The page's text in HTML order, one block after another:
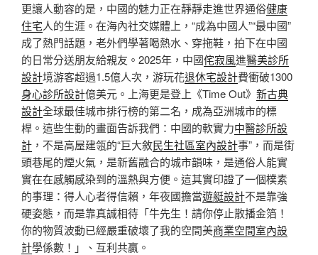
更讓人動容的是，中國的魅力正在靜靜走進世界通俗健康
住宅人的生涯。在海內社交媒體上，“成為中國人”“最中國”
成了熱門話題，老外們學著喝熱水、穿拖鞋，拍下在中國
的日常分送朋友給親友。2025年，中國侘寂風進醫美診所
設計境游客超過1.5億人次，游玩花退休宅設計費衝破1300
身心診所設計億美元。上海更是登上《Time Out》 新古典
設計全球最佳城市排行榜的第二名，成為亞洲城市的標
桿。這些生動的畫面告訴我們：中國的軟實力中醫診所設
計 ，不是高屋建瓴的“巨大敘民生社區室內設計事”，而是街
頭巷尾的煙火氣，是新舊融合的城市韻味，是通俗人能實
實在在感觸感染到的溫熱與方便。這其實印證了一個樸素
的事理：得人心者得信賴，年夜國擔當遊艇設計不是靠強
硬姿態，而是靠真誠相待「牛先生！請你停止散播金箔！
你的物質波動已經嚴重破壞了我的空間美商業空間室內設
計學係數！」、互利共贏。